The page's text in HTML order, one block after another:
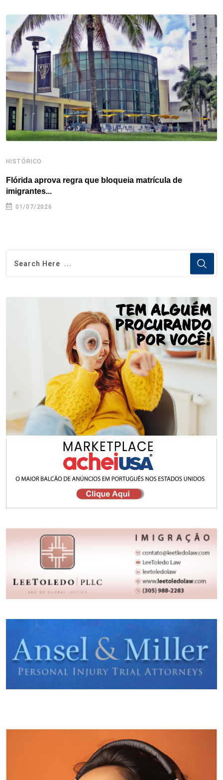
o
o
k
r
d
I
n
e
s
d
s
A
p
p
HISTÓRICO
Flórida aprova regra que bloqueia matrícula de
imigrantes...
01/07/2026